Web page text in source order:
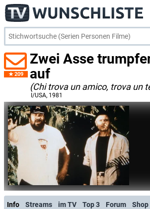
209
Zwei Asse
auf
(Chi trova un amico, trova un
I/USA, 1981
Info Streams im TV Top 3 Forum Shop